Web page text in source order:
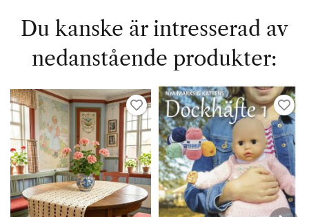
Du kanske är intresserad av
nedanstående produkter: